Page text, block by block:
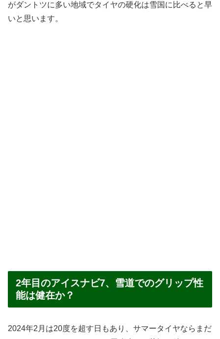
がダントツに多い地域でタイヤの硬化は雪国に比べると早
いと思います。
2年目のアイスナビ7、雪道でのグリップ性
能は健在か？
2024年2月は20度を超す日もあり、サマータイヤならまだ